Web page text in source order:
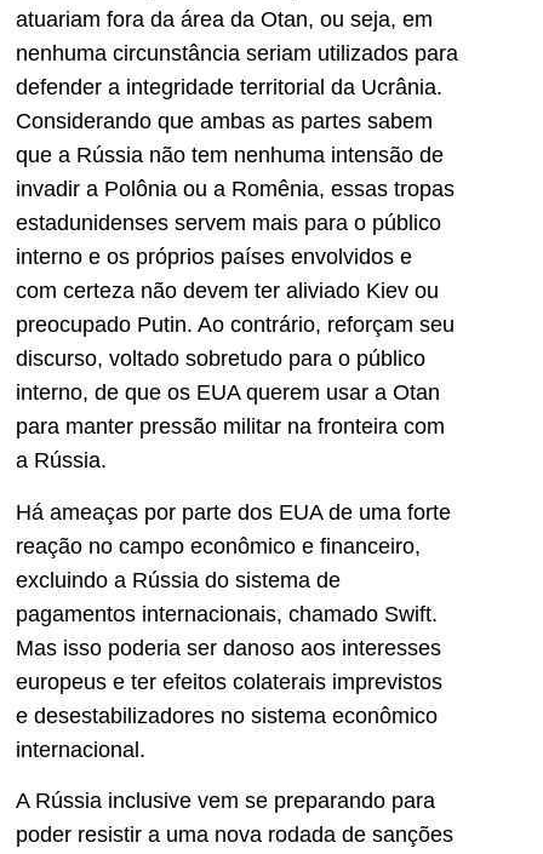
atuariam fora da área da Otan, ou seja, em
nenhuma circunstância seriam utilizados para
defender a integridade territorial da Ucrânia.
Considerando que ambas as partes sabem
que a Rússia não tem nenhuma intensão de
invadir a Polônia ou a Romênia, essas tropas
estadunidenses servem mais para o público
interno e os próprios países envolvidos e
com certeza não devem ter aliviado Kiev ou
preocupado Putin. Ao contrário, reforçam seu
discurso, voltado sobretudo para o público
interno, de que os EUA querem usar a Otan
para manter pressão militar na fronteira com
a Rússia.
Há ameaças por parte dos EUA de uma forte
reação no campo econômico e financeiro,
excluindo a Rússia do sistema de
pagamentos internacionais, chamado Swift.
Mas isso poderia ser danoso aos interesses
europeus e ter efeitos colaterais imprevistos
e desestabilizadores no sistema econômico
internacional.
A Rússia inclusive vem se preparando para
poder resistir a uma nova rodada de sanções